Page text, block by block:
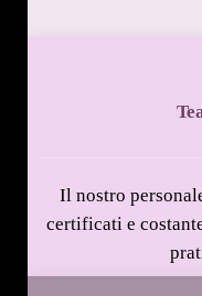
Il nostro
certificati e